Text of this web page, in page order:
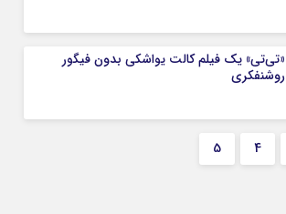
«تی‌تی» یک فیلم کالت یواشکی بدون فیگور
روشنفکری
4
5